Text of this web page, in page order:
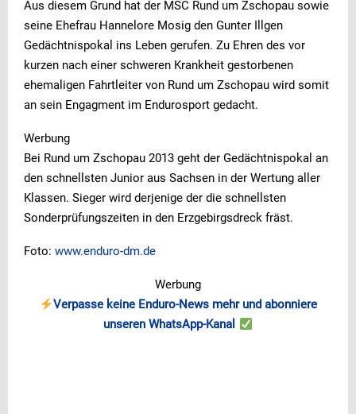
Aus diesem Grund hat der MSC Rund um Zschopau sowie
seine Ehefrau Hannelore Mosig den Gunter Illgen
Gedächtnispokal ins Leben gerufen. Zu Ehren des vor
kurzen nach einer schweren Krankheit gestorbenen
ehemaligen Fahrtleiter von Rund um Zschopau wird somit
an sein Engagment im Endurosport gedacht.
Werbung
Bei Rund um Zschopau 2013 geht der Gedächtnispokal an
den schnellsten Junior aus Sachsen in der Wertung aller
Klassen. Sieger wird derjenige der die schnellsten
Sonderprüfungszeiten in den Erzgebirgsdreck fräst.
Foto: www.enduro-dm.de
Werbung
Verpasse keine Enduro-News mehr und abonniere
unseren WhatsApp-Kanal